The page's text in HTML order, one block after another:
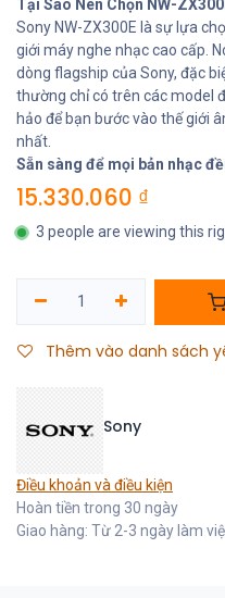
Tại Sao Nên Chọn NW-
Sony NW-ZX300E là sự lựa
giới máy nghe nhạc cao cấp.
dòng flagship của Sony, đặc
thường chỉ có trên các model
hảo để bạn bước vào thế giới
nhất.
Sẵn sàng để mọi bản nhạc
15.330.060 ₫
3 people are viewing this
Thêm vào danh sách
Sony
Điều khoản và điều kiện
Hoàn tiền trong 30 ngày
Giao hàng: Từ 2-3 ngày làm